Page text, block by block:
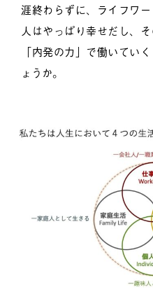
涯終わらずに、ライフワ
人はやっぱり幸せだし、
「内発の力」で働いてい
ょうか。